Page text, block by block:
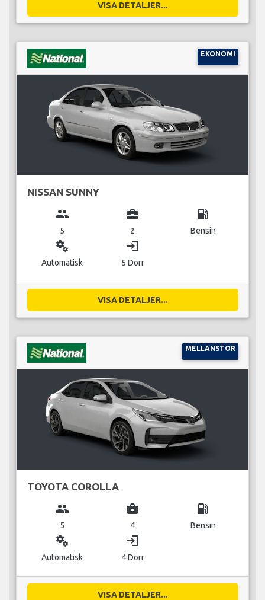
VISA DETALJER...
EKONOMI
NISSAN SUNNY
group
5
business_center
2
local_gas_station
Bensin
miscellaneous_services
Automatisk
login
5 Dörr
VISA DETALJER...
MELLANSTOR
TOYOTA COROLLA
group
5
business_center
4
local_gas_station
Bensin
miscellaneous_services
Automatisk
login
4 Dörr
VISA DETALJER...